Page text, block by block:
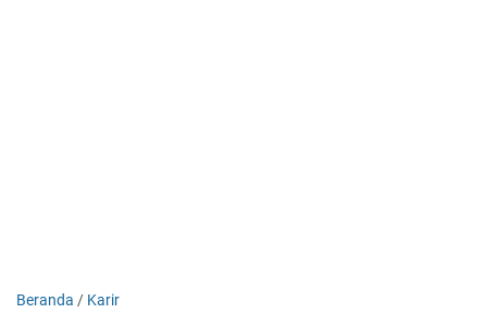
Beranda / Karir